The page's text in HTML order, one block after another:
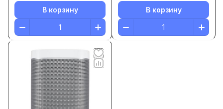
В корзину В корзину